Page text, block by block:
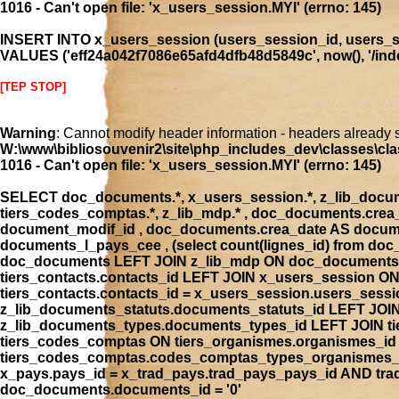
1016 - Can't open file: 'x_users_session.MYI' (errno: 145)
INSERT INTO x_users_session (users_session_id,
VALUES ('eff24a042f7086e65afd4dfb48d5849c', now(), '/
[TEP STOP]
Warning: Cannot modify header information - headers
1016 - Can't open file: 'x_users_session.MYI' (errno: 145)
SELECT doc_documents.*, x_users_session.*,
tiers_codes_comptas.*, z_lib_mdp.* ,
document_modif_id , doc_documents.crea_date AS
documents_l_pays_cee , (select count(lignes_id) from
doc_documents LEFT JOIN z_lib_mdp ON
tiers_contacts.contacts_id LEFT JOIN x_users_session
tiers_contacts.contacts_id =
z_lib_documents_statuts.documents_statuts_id LEFT
z_lib_documents_types.documents_types_id LEFT JOIN
tiers_codes_comptas ON
x_pays.pays_id = x_trad_pays.trad_pays_pays_id AND
doc_documents.documents_id = '0'